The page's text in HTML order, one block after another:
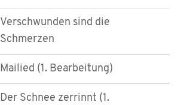
Verschwunden sind die
Schmerzen
Mailied (1. Bearbeitung)
Der Schnee zerrinnt (1.